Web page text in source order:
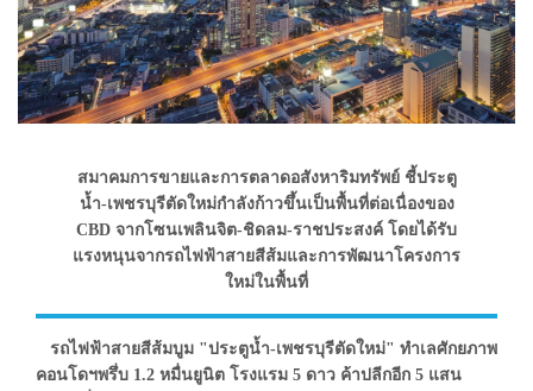
สมาคมการขายและการตลาดอสังหาริมทรัพย์ ชี้ประตู
น้ำ-เพชรบุรีตัดใหม่กำลังก้าวขึ้นเป็นพื้นที่ต่อเนื่องของ
CBD จากโซนเพลินจิต-ชิดลม-ราชประสงค์ โดยได้รับ
แรงหนุนจากรถไฟฟ้าสายสีส้มและการพัฒนาโครงการ
ใหม่ในพื้นที่
รถไฟฟ้าสายสีส้มบูม "ประตูน้ำ-เพชรบุรีตัดใหม่" ทำเลศักยภาพ
คอนโดฯพรึ่บ 1.2 หมื่นยูนิต โรงแรม 5 ดาว ค้าปลีกอีก 5 แสน